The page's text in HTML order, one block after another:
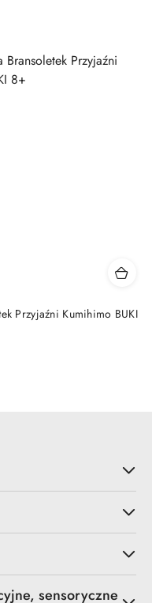
Przyjaźni Kumihimo BUKI
sensoryczne